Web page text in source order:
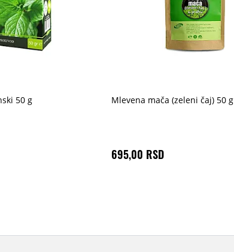
50 g Mlevena mača (zeleni čaj) 50 g
695,00 RSD